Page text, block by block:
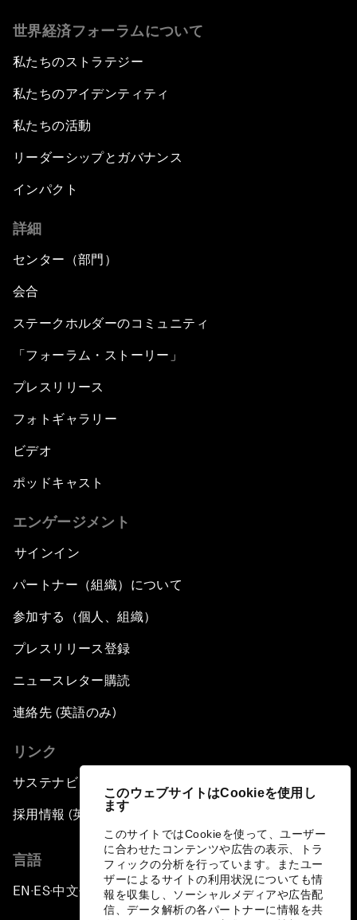
このウェブサイトはCookieを使用し
ます
このサイトではCookieを使って、ユーザー
に合わせたコンテンツや広告の表示、トラ
フィックの分析を行っています。またユー
ザーによるサイトの利用状況についても情
報を収集し、ソーシャルメディアや広告配
信、データ解析の各パートナーに情報を共
世界経済フォーラムについて
私たちのストラテジー
私たちのアイデンティティ
私たちの活動
リーダーシップとガバナンス
インパクト
詳細
センター（部門）
会合
ステークホルダーのコミュニティ
「フォーラム・ストーリー」
プレスリリース
フォトギャラリー
ビデオ
ポッドキャスト
エンゲージメント
サインイン
パートナー（組織）について
参加する（個人、組織）
プレスリリース登録
ニュースレター購読
連絡先 (英語のみ)
リンク
サステナビリティへの取り組み
採用情報 (英語のみ)
言語
EN ▪ES▪中文▪ 日本語